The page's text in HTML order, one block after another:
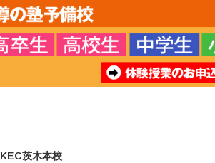
KEC茨木本校